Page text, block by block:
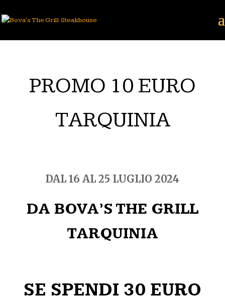
PROMO 10 EURO
TARQUINIA
DAL 16 AL 25 LUGLIO 2024
DA BOVA’S THE GRILL
TARQUINIA
SE SPENDI 30 EURO